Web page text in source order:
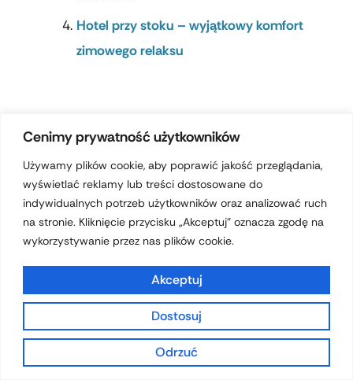
Cenimy prywatność użytkowników
Używamy plików cookie, aby poprawić jakość przeglądania,
wyświetlać reklamy lub treści dostosowane do
indywidualnych potrzeb użytkowników oraz analizować ruch
na stronie. Kliknięcie przycisku „Akceptuj” oznacza zgodę na
wykorzystywanie przez nas plików cookie.
Dostosuj
Odrzuć
Akceptuj
Hotel przy stoku – wyjątkowy komfort
zimowego relaksu
POPRZEDNI
Zostaw komentarz
Twój adres email nie zostanie
Wymagane pola są
oznaczone*